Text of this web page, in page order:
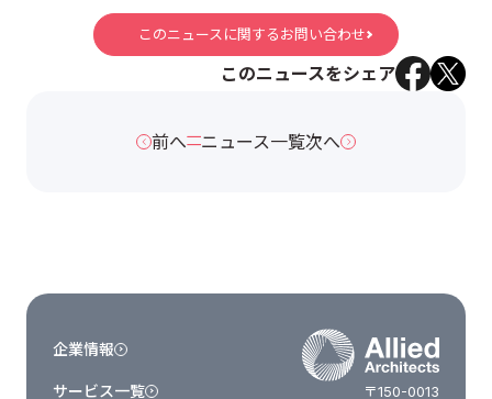
このニュースに関するお問い合わせ
このニュースをシェア
前へ ニュース一覧次へ
〒150-0013
企業情報
サービス一覧